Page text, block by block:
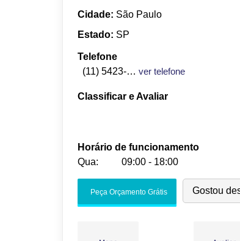
Cidade: São Paulo
Estado: SP
Telefone
(11) 5423-3590
ver telefone
Classificar e Avaliar
Horário de funcionamento
Qua:
09:00 - 18:00
Peça Orçamento Grátis Gostou